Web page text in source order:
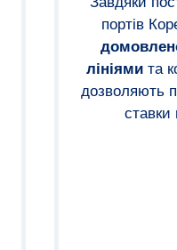
портів
лініямита
дозволяють